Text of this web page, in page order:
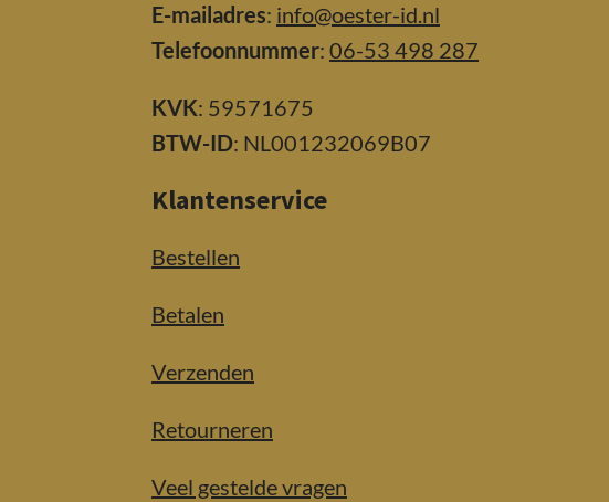
E-mailadres: info@oester-id.nl
Telefoonnummer: 06-53 498 287
KVK: 59571675
BTW-ID: NL001232069B07
Klantenservice
Bestellen
Betalen
Verzenden
Retourneren
Veel gestelde vragen